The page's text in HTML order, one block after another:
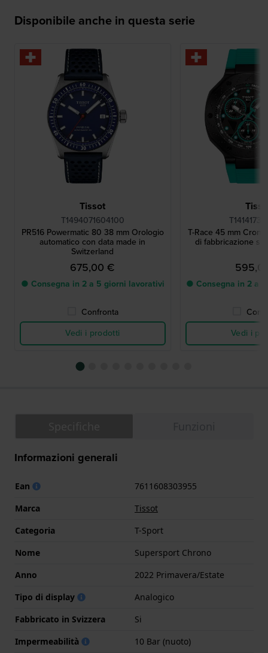
Disponibile anche in questa serie
Tissot
T1494071604100
PR516 Powermatic 80 38 mm Orologio
automatico con data made in
Switzerland
675,00 €
● Consegna in 2 a 5 giorni lavorativi
Confronta
Vedi i prodotti
T-Race 45 mm
di fabbricazione
● Consegna in 2 a
Vedi i
Informazioni generali
Ean
7611608303955
Marca
Tissot
Categoria
T-Sport
Nome
Supersport Chrono
Anno
2022 Primavera/Estate
Tipo di display
Analogico
Fabbricato in Svizzera
Si
Impermeabilità
10 Bar (nuoto)